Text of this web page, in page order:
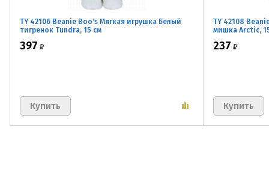
TY 42106 Beanie Boo's Мягкая игрушка Белый
тигренок Tundra, 15 см
397 ₽
TY 42108
мишка Arctic,
237 ₽